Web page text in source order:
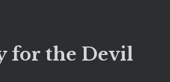
for the Devil